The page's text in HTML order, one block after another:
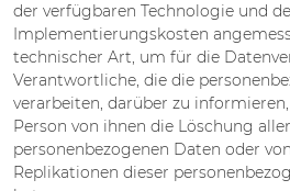
der verfügbaren Technologie und
Implementierungskosten
technischer Art, um für die
Verantwortliche, die die
verarbeiten, darüber zu
Person von ihnen die Löschung
personenbezogenen Daten oder
Replikationen dieser